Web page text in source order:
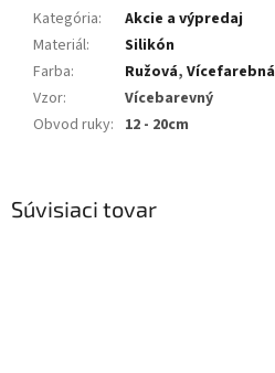
Súvisiaci tovar
Kategória:
Akcie a výpredaj
Materiál:
Silikón
Farba: Ružová, Vícefarebná
Vzor:
Vícebarevný
Obvod ruky: 12 - 20cm